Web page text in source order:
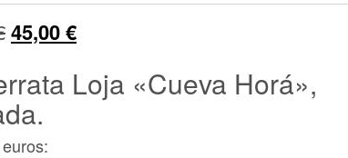
45,00€
Loja «Cueva Horá»,